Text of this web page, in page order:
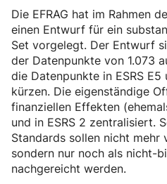
Die EFRAG hat im Rahmen
einen Entwurf für ein
Set vorgelegt. Der Entwurf
der Datenpunkte von 1.073
die Datenpunkte in ESRS E5
kürzen. Die eigenständige
finanziellen Effekten
und in ESRS 2 zentralisiert.
Standards sollen nicht mehr
sondern nur noch als nicht-
nachgereicht werden.